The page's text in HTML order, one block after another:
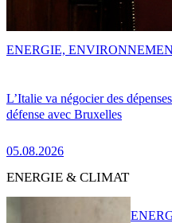
L’Italie va négocier des
défense avec Bruxelles
05.08.2026
ENERGIE,
ENERGIE & CLIMAT